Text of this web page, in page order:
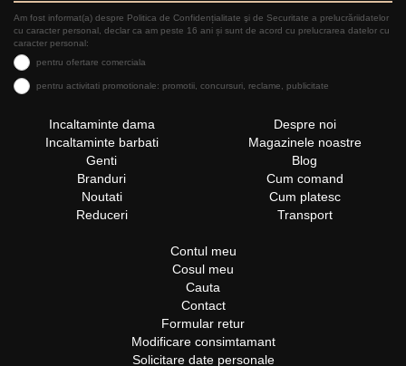
Am fost informat(a) despre Politica de Confidențialitate şi de Securitate a prelucrăriidatelor
cu caracter personal, declar ca am peste 16 ani și sunt de acord cu prelucrarea datelor cu
caracter personal:
pentru ofertare comerciala
pentru activitati promotionale: promotii, concursuri, reclame, publicitate
Incaltaminte dama
Incaltaminte barbati
Genti
Branduri
Noutati
Reduceri
Despre noi
Magazinele noastre
Blog
Cum comand
Cum platesc
Transport
Contul meu
Cosul meu
Cauta
Contact
Formular retur
Modificare consimtamant
Solicitare date personale